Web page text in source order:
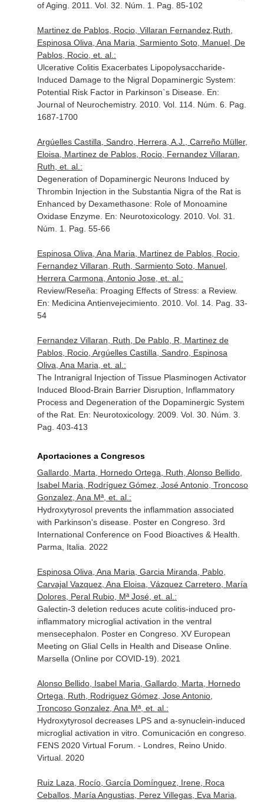
of Aging . 2011. Vol. 32. Núm. 1. Pag. 85-102
Martinez de Pablos, Rocio, Villaran Fernandez,Ruth,
Espinosa Oliva, Ana Maria, Sarmiento Soto, Manuel, De
Pablos, Rocio, et. al.:
Ulcerative Colitis Exacerbates Lipopolysaccharide-
Induced Damage to the Nigral Dopaminergic System:
Potential Risk Factor in Parkinson`s Disease. En:
Journal of Neurochemistry. 2010. Vol. 114. Núm. 6. Pag.
1687-1700
Argúelles Castilla, Sandro, Herrera, A.J., Carreño Müller,
Eloisa, Martinez de Pablos, Rocio, Fernandez Villaran,
Ruth, et. al.:
Degeneration of Dopaminergic Neurons Induced by
Thrombin Injection in the Substantia Nigra of the Rat is
Enhanced by Dexamethasone: Role of Monoamine
Oxidase Enzyme. En: Neurotoxicology. 2010. Vol. 31.
Núm. 1. Pag. 55-66
Espinosa Oliva, Ana Maria, Martinez de Pablos, Rocio,
Fernandez Villaran, Ruth, Sarmiento Soto, Manuel,
Herrera Carmona, Antonio Jose, et. al.:
Review/Reseña: Proaging Effects of Stress: a Review.
En: Medicina Antienvejecimiento. 2010. Vol. 14. Pag. 33-
54
Fernandez Villaran, Ruth, De Pablo, R, Martinez de
Pablos, Rocio, Argúelles Castilla, Sandro, Espinosa
Oliva, Ana Maria, et. al.:
The Intranigral Injection of Tissue Plasminogen Activator
Induced Blood-Brain Barrier Disruption, Inflammatory
Process and Degeneration of the Dopaminergic System
of the Rat. En: Neurotoxicology. 2009. Vol. 30. Núm. 3.
Pag. 403-413
Aportaciones a Congresos
Gallardo, Marta, Hornedo Ortega, Ruth, Alonso Bellido,
Isabel Maria, Rodríguez Gómez, José Antonio, Troncoso
Gonzalez, Ana Mª, et. al.:
Hydroxytyrosol prevents the inflammation associated
with Parkinson's disease. Poster en Congreso. 3rd
International Conference on Food Bioactives & Health.
Parma, Italia. 2022
Espinosa Oliva, Ana Maria, Garcia Miranda, Pablo,
Carvajal Vazquez, Ana Eloisa, Vázquez Carretero, María
Dolores, Peral Rubio, Mª José, et. al.:
Galectin-3 deletion reduces acute colitis-induced pro-
inflammatory microglial activation in the ventral
mensecephalon. Poster en Congreso. XV European
Meeting on Glial Cells in Health and Disease Online.
Marsella (Online por COVID-19). 2021
Alonso Bellido, Isabel Maria, Gallardo, Marta, Hornedo
Ortega, Ruth, Rodriguez Gómez, Jose Antonio,
Troncoso Gonzalez, Ana Mª, et. al.:
Hydroxytyrosol decreases LPS and a-synuclein-induced
microglial activation in vitro. Comunicación en congreso.
FENS 2020 Virtual Forum. - Londres, Reino Unido.
Virtual. 2020
Ruiz Laza, Rocío, García Domínguez, Irene, Roca
Ceballos, María Angustias, Perez Villegas, Eva Maria,